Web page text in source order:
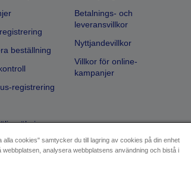
beställning
registrering
Betalnings- och
leveransvillkor
Nyttjandevillkor
Villkor för online-
kampanjer
cookies" samtycker du till lagring av cookies på din enhet
analysera webbplatsens användning och bistå i